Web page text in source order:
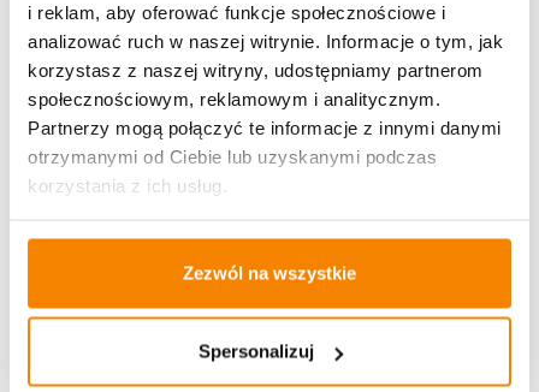
i reklam, aby oferować funkcje społecznościowe i
analizować ruch w naszej witrynie. Informacje o tym, jak
korzystasz z naszej witryny, udostępniamy partnerom
społecznościowym, reklamowym i analitycznym.
Partnerzy mogą połączyć te informacje z innymi danymi
otrzymanymi od Ciebie lub uzyskanymi podczas
korzystania z ich usług.
Zezwól na wszystkie
Spersonalizuj
Potrzebujesz większą ilość? Zapraszamy do naszej
hurtowniiPrzejdź do hurtowni B2B
Opis produktu
Specyfikacja
Opinie klientów
Więcej z kategorii Kwiaty sztuczne